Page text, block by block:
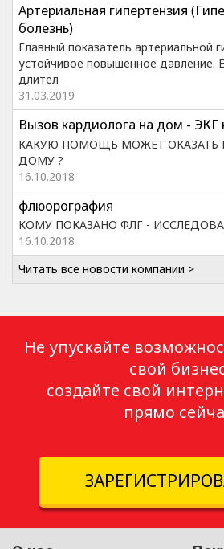
Артериальная гипертензия
болезнь)
Главный показатель артериальной
устойчивое повышенное давление.
длител
31.03.2019
Вызов кардиолога на дом - ЭКГ
КАКУЮ ПОМОЩЬ МОЖЕТ ОКАЗАТЬ
ДОМУ ?
16.10.2018
флюорография
КОМУ ПОКАЗАНО ФЛГ -
16.10.2018
Читать все новости компании >
Не упускайте
свой
создайте свой
прямо